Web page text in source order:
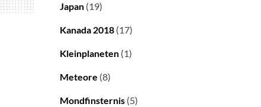
Japan (19)
Kanada 2018 (17)
Kleinplaneten (1)
Meteore (8)
Mondfinsternis (5)